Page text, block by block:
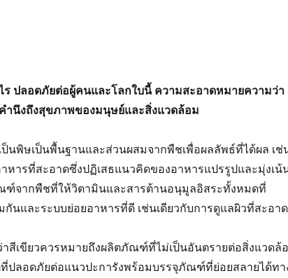
ร ปลอดภัยต่อผู้คนและโลกใบนี้ ความสะอาดหมายความว่า
นึงถึงสุขภาพของมนุษย์และสิ่งแวดล้อม
นพิษเป็นพื้นฐานและส่วนผสมจากพืชเพื่อผลลัพธ์ที่ได้ผล เช่
หารที่สะอาดซึ่งปฏิเสธแนวคิดของอาหารแปรรูปและมุ่งเน้
ฑ์จากพืชที่ให้วิตามินและสารต้านอนุมูลอิสระทั้งหมดที่
นและระบบย่อยอาหารที่ดี เช่นเดียวกับการดูแลผิวที่สะอาด
าสีเขียวควรหมายถึงผลิตภัณฑ์ที่ไม่เป็นอันตรายต่อสิ่งแวดล้
ปลอดภัยต่อแนวปะการังพร้อมบรรจุภัณฑ์ที่ย่อยสลายได้ทา